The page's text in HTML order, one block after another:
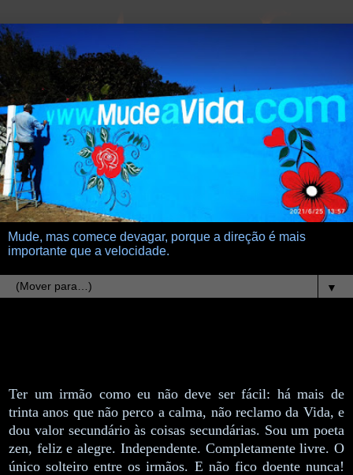
Mude, mas comece devagar, porque a direção é mais
importante que a velocidade.
▼
Ter um irmão como eu não deve ser fácil: há mais de
trinta anos que não perco a calma, não reclamo da Vida, e
dou valor secundário às coisas secundárias. Sou um poeta
zen, feliz e alegre. Independente. Completamente livre. O
único solteiro entre os irmãos. E não fico doente nunca!